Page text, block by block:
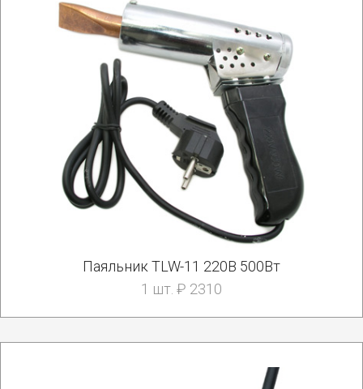
Паяльник TLW-11 220В 500Вт
1 шт. ₽ 2310